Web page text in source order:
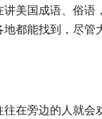
美国成语、俗
都能找到，尽管
在旁边的人就